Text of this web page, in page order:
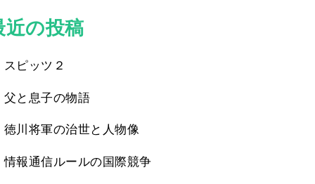
近の投稿
スピッツ２
父と息子の物語
徳川将軍の治世と人物像
情報通信ルールの国際競争